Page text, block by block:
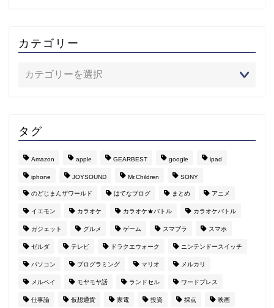
カテゴリー
タグ
Amazon apple GEARBEST google ipad
iphone JOYSOUND Mr.Children SONY
のどじまんザワールド はてなブログ まとめ アニメ
イエモン カラオケ カラオケ★バトル カラオケバトル
ガジェット グルメ ゲーム スマブラ スマホ
ゼルダ テレビ ドラクエウォーク ニンテンドースイッチ
パソコン プログラミング マリオ メルカリ
メルペイ モヤモヤ話 ランドセル ワードプレス
仕事論 仮想通貨 家電 投資 採点 映画